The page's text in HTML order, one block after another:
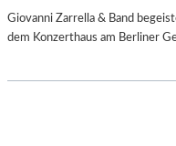
Giovanni Zarrella & Band
dem Konzerthaus am Berliner